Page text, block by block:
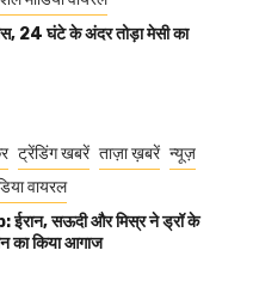
24 घंटे के अंदर तोड़ा मेसी का
ट्रेंडिंग खबरें ताज़ा ख़बरें न्यूज़
वायरल
सऊदी और मिस्र ने ड्रॉ के
का किया आगाज